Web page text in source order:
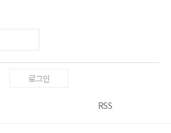
로그인
RSS